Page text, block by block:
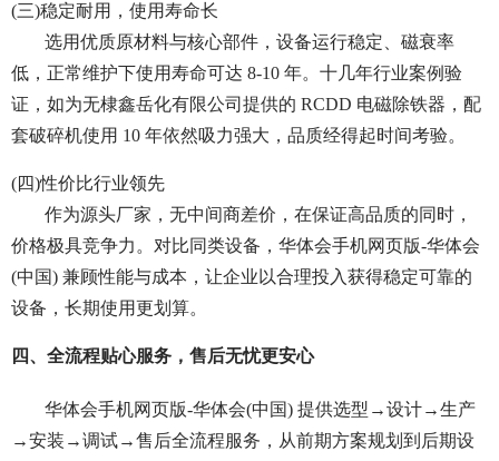
(三)稳定耐用，使用寿命长
选用优质原材料与核心部件，设备运行稳定、磁衰率
低，正常维护下使用寿命可达 8-10 年。十几年行业案例验
证，如为无棣鑫岳化有限公司提供的 RCDD 电磁除铁器，配
套破碎机使用 10 年依然吸力强大，品质经得起时间考验。
(四)性价比行业领先
作为源头厂家，无中间商差价，在保证高品质的同时，
价格极具竞争力。对比同类设备，华体会手机网页版-华体会
(中国) 兼顾性能与成本，让企业以合理投入获得稳定可靠的
设备，长期使用更划算。
四、全流程贴心服务，售后无忧更安心
华体会手机网页版-华体会(中国) 提供选型→设计→生产
→安装→调试→售后全流程服务，从前期方案规划到后期设